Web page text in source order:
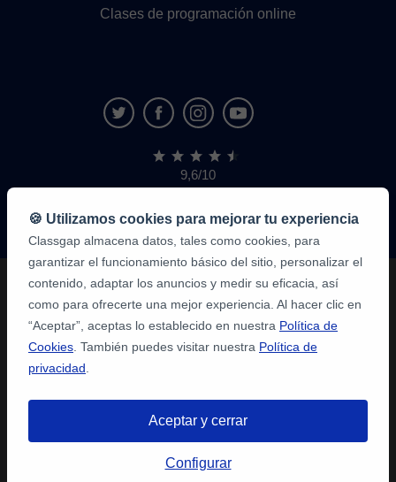
Clases de programación online
9,6/10
1.339.284
de
alumnos
🍪 Utilizamos cookies para mejorar tu experiencia
Classgap almacena datos, tales como cookies, para
garantizar el funcionamiento básico del sitio, personalizar el
contenido, adaptar los anuncios y medir su eficacia, así
como para ofrecerte una mejor experiencia. Al hacer clic en
“Aceptar”, aceptas lo establecido en nuestra Política de
Cookies . También puedes visitar nuestra Política de
privacidad
Aceptar y cerrar
Configurar